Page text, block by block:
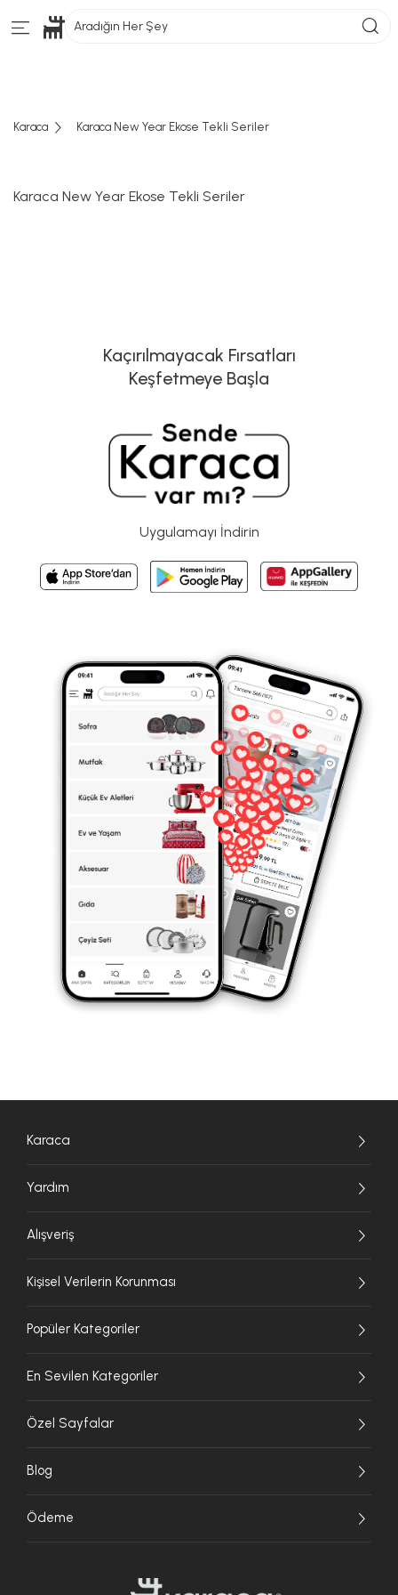
Aradığın Her Şey
Karaca Karaca New Year Ekose Tekli Seriler
Karaca New Year Ekose Tekli Seriler
Kaçırılmayacak Fırsatları
Keşfetmeye Başla
Uygulamayı İndirin
Karaca
Yardım
Alışveriş
Kişisel Verilerin Korunması
Popüler Kategoriler
En Sevilen Kategoriler
Özel Sayfalar
Blog
Ödeme